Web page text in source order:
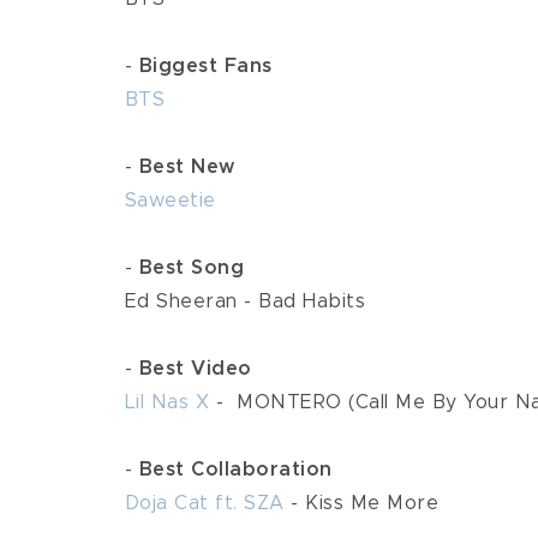
-
Biggest Fans
BTS
-
Best New
Saweetie
-
Best Song
Ed Sheeran - Bad Habits
- Best Video
Lil Nas X -  MONTERO (Call Me By Your
-
Best Collaboration
Doja Cat ft. SZA - Kiss Me More